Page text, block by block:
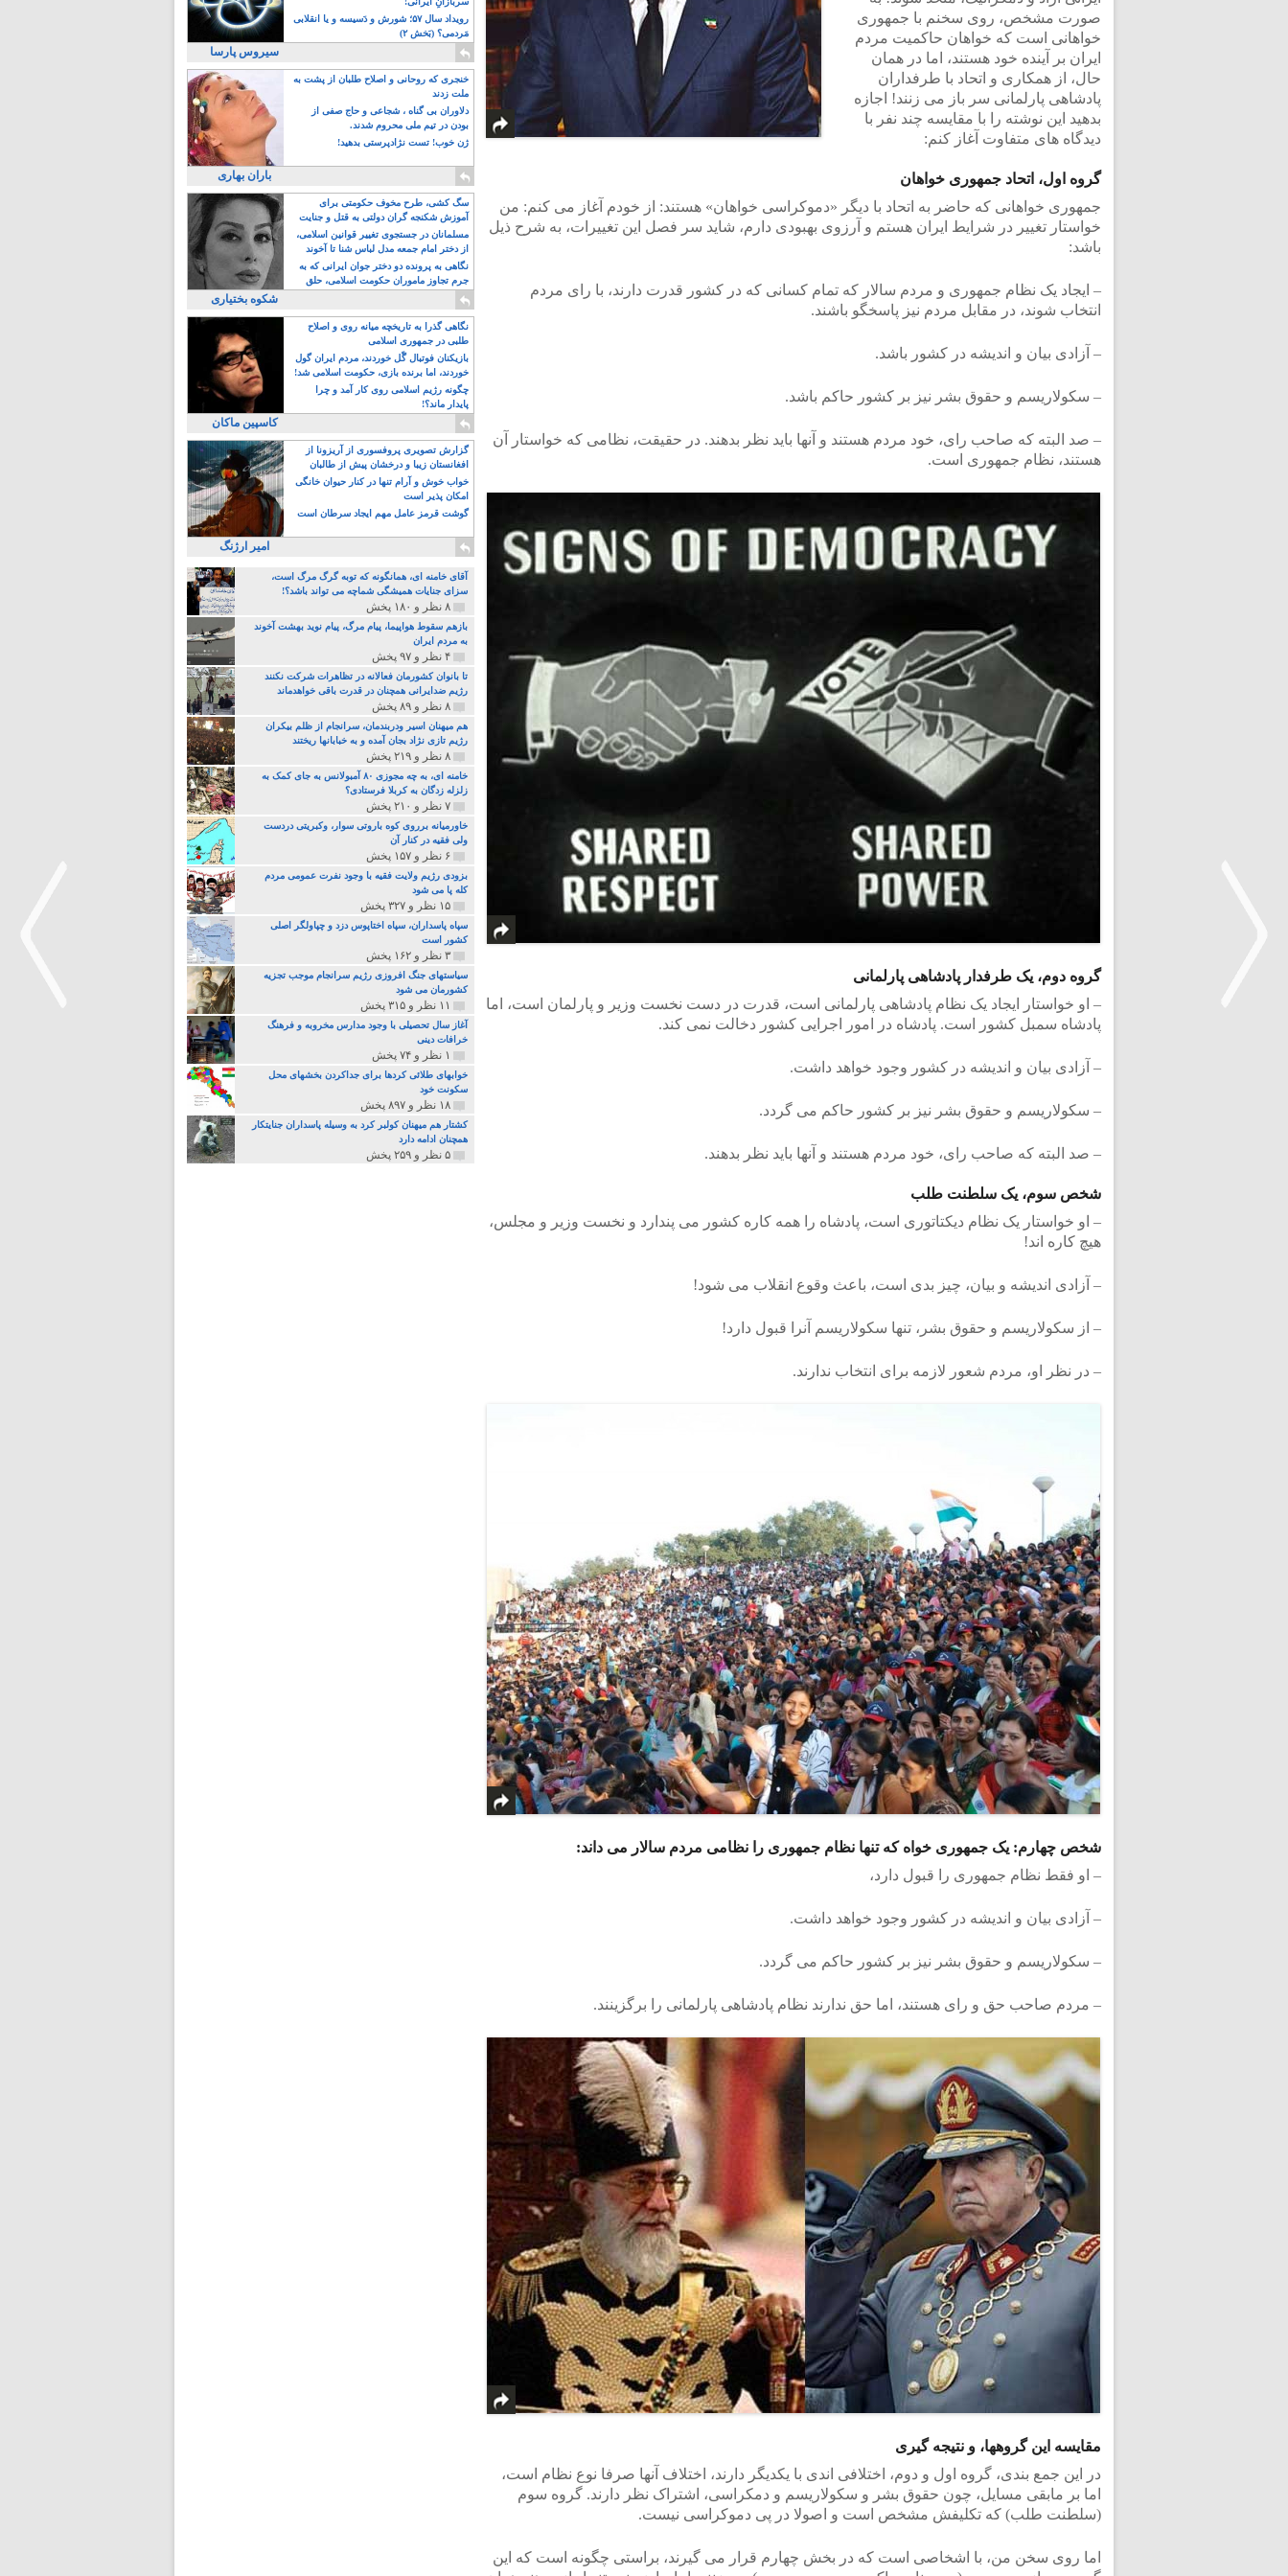
صورت مشخص، روی سخنم با جمهوری
خواهانی است که خواهان حاکمیت مردم
ایران بر آینده خود هستند، اما در همان
حال، از همکاری و اتحاد با طرفداران
پادشاهی پارلمانی سر باز می زنند! اجازه
بدهید این نوشته را با مقایسه چند نفر با
دیدگاه های متفاوت آغاز کنم:
گروه اول، اتحاد جمهوری خواهان
جمهوری خواهانی که حاضر به اتحاد با دیگر «دموکراسی خواهان» هستند: از خودم آغاز می کنم: من
خواستار تغییر در شرایط ایران هستم و آرزوی بهبودی دارم، شاید سر فصل این تغییرات، به شرح ذیل
باشد:
– ایجاد یک نظام جمهوری و مردم سالار که تمام کسانی که در کشور قدرت دارند، با رای مردم
انتخاب شوند، در مقابل مردم نیز پاسخگو باشند.
– آزادی بیان و اندیشه در کشور باشد.
– سکولاریسم و حقوق بشر نیز بر کشور حاکم باشد.
– صد البته که صاحب رای، خود مردم هستند و آنها باید نظر بدهند. در حقیقت، نظامی که خواستار آن
هستند، نظام جمهوری است.
گروه دوم، یک طرفدار پادشاهی پارلمانی
– او خواستار ایجاد یک نظام پادشاهی پارلمانی است، قدرت در دست نخست وزیر و پارلمان است، اما
پادشاه سمبل کشور است. پادشاه در امور اجرایی کشور دخالت نمی کند.
– آزادی بیان و اندیشه در کشور وجود خواهد داشت.
– سکولاریسم و حقوق بشر نیز بر کشور حاکم می گردد.
– صد البته که صاحب رای، خود مردم هستند و آنها باید نظر بدهند.
شخص سوم، یک سلطنت طلب
– او خواستار یک نظام دیکتاتوری است، پادشاه را همه کاره کشور می پندارد و نخست وزیر و مجلس،
هیچ کاره اند!
– آزادی اندیشه و بیان، چیز بدی است، باعث وقوع انقلاب می شود!
– از سکولاریسم و حقوق بشر، تنها سکولاریسم آنرا قبول دارد!
– در نظر او، مردم شعور لازمه برای انتخاب ندارند.
شخص چهارم: یک جمهوری خواه که تنها نظام جمهوری را نظامی مردم سالار می داند:
– او فقط نظام جمهوری را قبول دارد،
– آزادی بیان و اندیشه در کشور وجود خواهد داشت.
– سکولاریسم و حقوق بشر نیز بر کشور حاکم می گردد.
– مردم صاحب حق و رای هستند، اما حق ندارند نظام پادشاهی پارلمانی را برگزینند.
مقایسه این گروهها، و نتیجه گیری
در این جمع بندی، گروه اول و دوم، اختلافی اندی با یکدیگر دارند، اختلاف آنها صرفا نوع نظام است،
اما بر مابقی مسایل، چون حقوق بشر و سکولاریسم و دمکراسی، اشتراک نظر دارند. گروه سوم
(سلطنت طلب) که تکلیفش مشخص است و اصولا در پی دموکراسی نیست.
اما روی سخن من، با اشخاصی است که در بخش چهارم قرار می گیرند، براستی چگونه است که این
رویداد سال ۵۷؛ شورش و دَسیسه و یا انقلابی
مَردمی؟ (بَخش ۲)
سیروس پارسا
خنجری که روحانی و اصلاح طلبان از پشت به
ملت زدند
دلاوران بی گناه ، شجاعی و حاج صفی از
بودن در تیم ملی محروم شدند.
ژن خوب! تست نژادپرستی بدهید!
باران بهاری
سگ کشی، طرح مخوف حکومتی برای
آموزش شکنجه گران دولتی به قتل و جنایت
بیشتر
مسلمانان در جستجوی تغییر قوانین اسلامی،
از دختر امام جمعه مدل لباس شنا تا آخوند
مسلمان همجنسگرا!
نگاهی به پرونده دو دختر جوان ایرانی که به
جرم تجاوز ماموران حکومت اسلامی، حلق
آویز شدند!
شکوه بختیاری
نگاهی گذرا به تاریخچه میانه روی و اصلاح
طلبی در جمهوری اسلامی
بازیکنان فوتبال گًل خوردند، مردم ایران گول
خوردند، اما برنده بازی، حکومت اسلامی شد!
چگونه رژیم اسلامی روی کار آمد و چرا
پایدار ماند؟!
کاسپین ماکان
گزارش تصویری پروفسوری از آریزونا از
افغانستان زیبا و درخشان پیش از طالبان
خواب خوش و آرام تنها در کنار حیوان خانگی
امکان پذیر است
گوشت قرمز عامل مهم ایجاد سرطان است
امیر ارژنگ
آقای خامنه ای، همانگونه که توبه گرگ مرگ است،
سزای جنایات همیشگی شماچه می تواند باشد؟!
۸ نظر و ۱۸۰ پخش
بازهم سقوط هواپیما، پیام مرگ، پیام نوید بهشت آخوند
به مردم ایران
۴ نظر و ۹۷ پخش
تا بانوان کشورمان فعالانه در تظاهرات شرکت نکنند
رژیم ضدایرانی همچنان در قدرت باقی خواهدماند
۸ نظر و ۸۹ پخش
هم میهنان اسیر ودربندمان، سرانجام از ظلم بیکران
رژیم تازی نژاد بجان آمده و به خبابانها ریختند
۸ نظر و ۲۱۹ پخش
خامنه ای، به چه مجوزی ۸۰ آمبولانس به جای کمک به
زلزله زدگان به کربلا فرستادی؟
۷ نظر و ۲۱۰ پخش
خاورمیانه برروی کوه باروتی سوار، وکبریتی دردست
ولی فقیه در کنار آن
۶ نظر و ۱۵۷ پخش
بزودی رژیم ولایت فقیه با وجود نفرت عمومی مردم
کله پا می شود
۱۵ نظر و ۳۲۷ پخش
سپاه پاسداران، سپاه اختاپوس دزد و چپاولگر اصلی
کشور است
۳ نظر و ۱۶۲ پخش
سیاستهای جنگ افروزی رژیم سرانجام موجب تجزیه
کشورمان می شود
۱۱ نظر و ۳۱۵ پخش
آغاز سال تحصیلی با وجود مدارس مخروبه و فرهنگ
خرافات دینی
۱ نظر و ۷۴ پخش
خوابهای طلائی کردها برای جداکردن بخشهای محل
سکونت خود
۱۸ نظر و ۸۹۷ پخش
کشتار هم میهنان کولبر کرد به وسیله پاسداران جنایتکار
همچنان ادامه دارد
۵ نظر و ۲۵۹ پخش